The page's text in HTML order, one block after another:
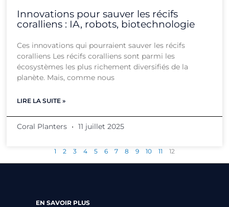
Innovations pour sauver les récifs
coralliens : IA, robots, biotechnologie
Ces innovations qui pourraient sauver les récifs
coralliens Les récifs coralliens sont parmi les
écosystèmes les plus richement diversifiés de la
planète. Mais, comme nous
LIRE LA SUITE »
Coral Planters 11 juillet 2025
1 2 3 4 5 6 7 8 9 10 11 12
EN SAVOIR PLUS